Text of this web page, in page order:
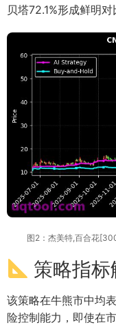
贝塔72.1%形成鲜明对
图2：杰美特,百合花
策略指标
该策略在牛熊市中均
险控制能力，即使在